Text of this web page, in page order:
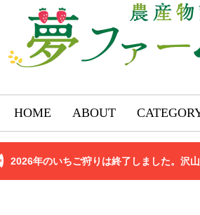
HOME ABOUT
2026年のいちご狩りは終了しました。沢